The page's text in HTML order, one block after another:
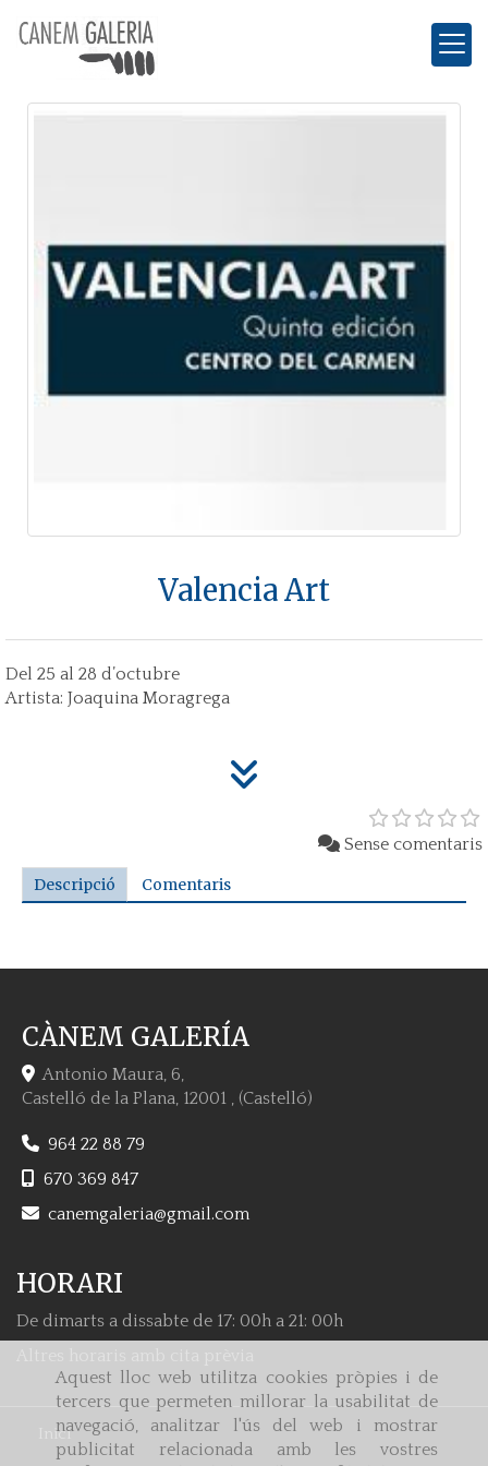
Aquest lloc web utilitza cookies pròpies i de
tercers que permeten millorar la usabilitat de
navegació, analitzar l'ús del web i mostrar
publicitat relacionada amb les vostres
Valencia Art
Del 25 al 28 d’octubre
Artista: Joaquina Moragrega
Sense comentaris
Descripció Comentaris
CÀNEM GALERÍA
Antonio Maura, 6,
Castelló de la Plana, 12001 , (Castelló)
964 22 88 79
670 369 847
canemgaleria
gmail.com
HORARI
De dimarts a dissabte de 17: 00h a 21: 00h
Inici